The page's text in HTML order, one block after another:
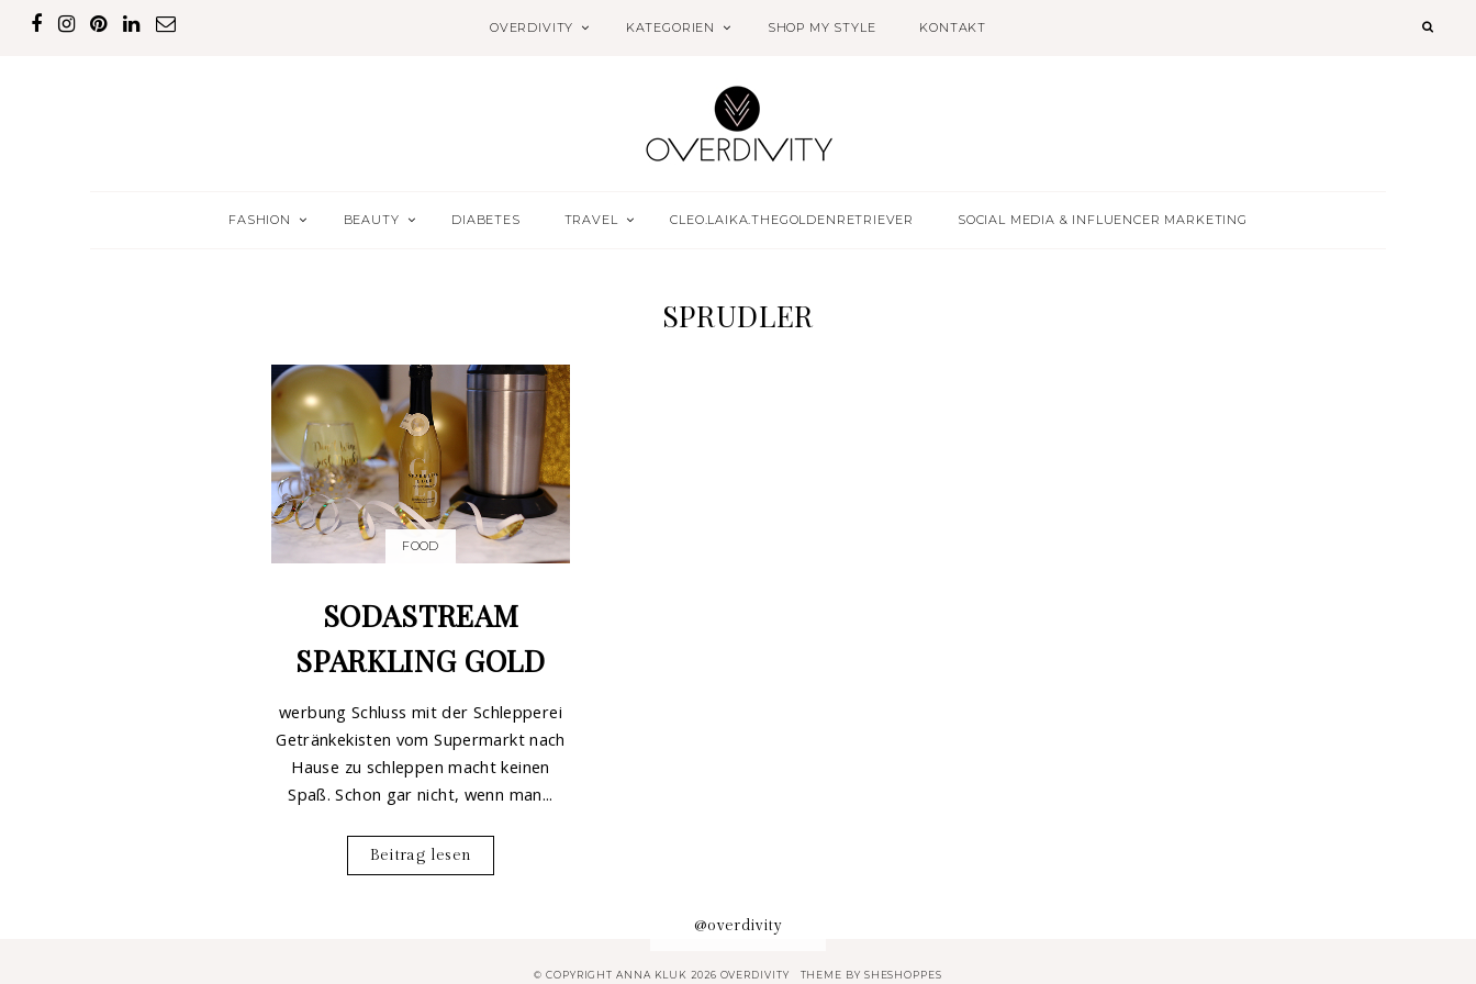
OVERDIVITY KATEGORIEN SHOP MY STYLE KONTAKT
FASHION BEAUTY DIABETES TRAVEL CLEO.LAIKA.THEGOLDENRETRIEVER SOCIAL MEDIA & INFLUENCER MARKETING
SPRUDLER
FOOD
SODASTREAM
SPARKLING GOLD
werbung Schluss mit der Schlepperei
Getränkekisten vom Supermarkt nach
Hause zu schleppen macht keinen
Spaß. Schon gar nicht, wenn man...
Beitrag lesen
@overdivity
© COPYRIGHT ANNA KLUK 2026 OVERDIVITY THEME BY SHESHOPPES